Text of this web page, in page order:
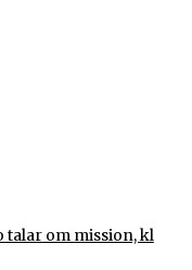
talar om mission, kl